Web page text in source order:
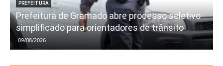
PREFEITURA
Prefeitura de Gramado abre processo seletivo
simplificado para orientadores de trânsito
09/08/2026